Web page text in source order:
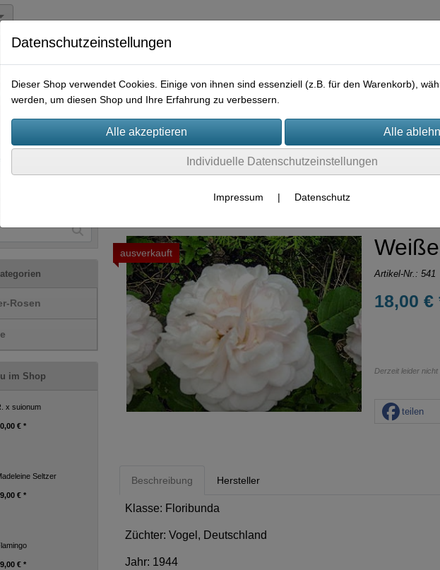
Praktisches Hilfreiches Rechtliches Kontakt
Rosen
im Shop
x suionum
€ *
Seltzer
€ *
€ *
ausverkauft
Artikel-Nr.: 541
18,00 €
Derzeit leider
teilen
Beschreibung Hersteller
Klasse: Floribunda
Züchter: Vogel, Deutschland
Jahr: 1944
Datenschutzeinstellungen
Dieser Shop verwendet Cookies. Einige von ihnen sind essenziell (z.B. für den Warenkorb),
werden, um diesen Shop und Ihre Erfahrung zu verbessern.
Individuelle Datenschutzeinstellungen
Impressum | Datenschutz